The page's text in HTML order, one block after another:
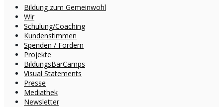
Bildung zum Gemeinwohl
Wir
Schulung/Coaching
Kundenstimmen
Spenden / Fördern
Projekte
BildungsBarCamps
Visual Statements
Presse
Mediathek
Newsletter